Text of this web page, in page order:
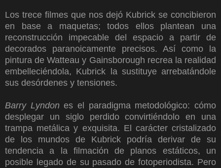
Los trece filmes que nos dejó Kubrick se concibieron
en base a maquetas; todos ellos plantean una
reconstrucción impecable del espacio a partir de
decorados paranoicamente precisos. Así como la
pintura de Watteau y Gainsborough recrea la realidad
embelleciéndola, Kubrick la sustituye arrebatándole
sus desórdenes y tensiones.
Barry Lyndon es el paradigma metodológico: cómo
desplegar un siglo perdido convirtiéndolo en una
trampa metálica y exquisita. El carácter cristalizado
de los mundos de Kubrick podría derivar de su
tendencia a la filmación de planos estáticos, un
posible legado de su pasado de fotoperiodista. Pero